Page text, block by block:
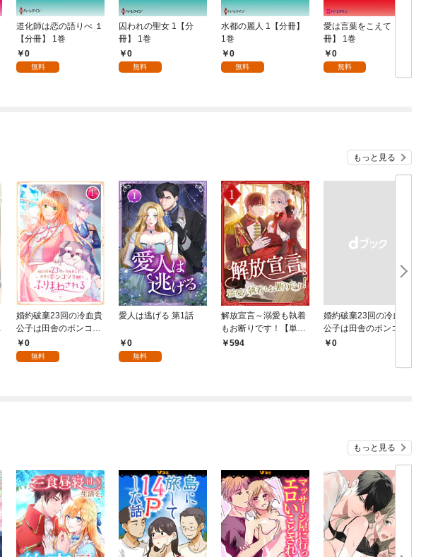
道化師は恋の語りべ １
【分冊】 1巻
0
無料
囚われの聖女 1【分
冊】 1巻
0
無料
水都の麗人 1【分冊】
1巻
0
無料
愛は言葉をこえて【分
冊】 1巻
0
無料
もっと見る
婚約破棄23回の冷血貴
公子は田舎のポンコツ
令嬢にふりまわされる
1話
0
無料
愛人は逃げる 第1話
0
無料
解放宣言～溺愛も執着
もお断りです！【単行
本版】 1巻
594
婚約破棄23回の冷血貴
公子は田舎のポンコツ
令嬢にふりまわされる
￥0
もっと見る